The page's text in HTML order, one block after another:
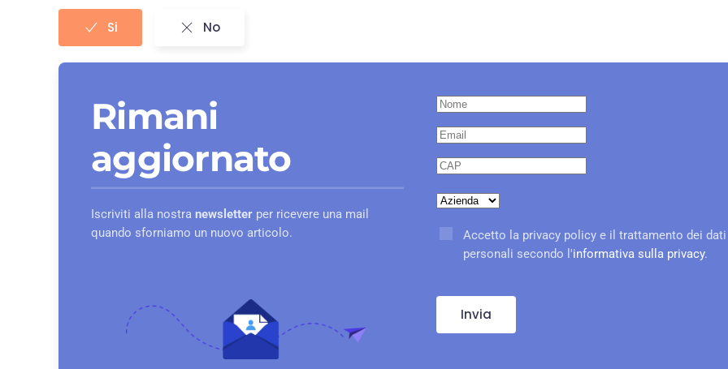
Si No
Rimani
aggiornato
Iscriviti alla nostra newsletter per ricevere una mail
quando sforniamo un nuovo articolo.
Accetto la privacy policy e il trattamento dei dati
personali secondo l'informativa sulla privacy.
Invia